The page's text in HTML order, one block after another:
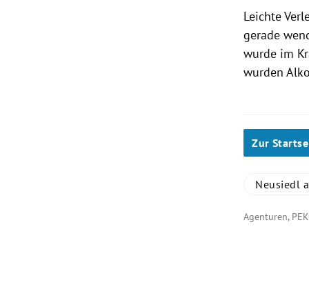
Leichte
gerade
wurde im
wurden
Zur
Neusiedl
Agenturen,